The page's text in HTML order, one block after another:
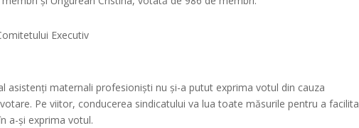
Executiv
asistenți maternali profesioniști nu și-a putut exprima votul din cauza
Pe viitor, conducerea sindicatului va lua toate măsurile pentru a facilita
a-și exprima votul.